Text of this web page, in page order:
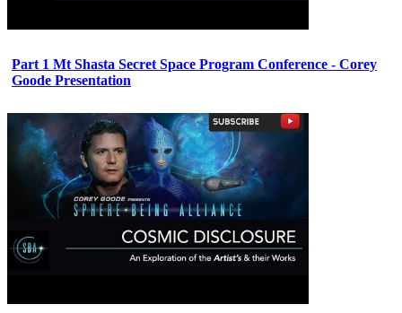
Part 1 Mt Shasta Secret Space Program Conference - Corey
Goode Presentation